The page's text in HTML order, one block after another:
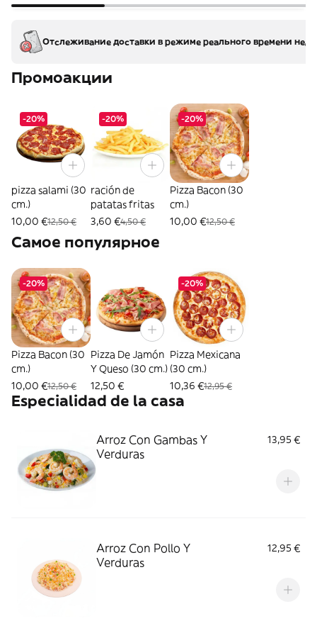
Отслеживание доставки в режиме реального времени
Промоакции
-20%
pizza salami (30
cm.)
10,00 €12,50 €
-20%
ración de
patatas fritas
3,60 €4,50 €
-20%
Pizza Bacon (30
cm.)
10,00 €12,50 €
Самое популярное
-20%
Pizza Bacon (30
cm.)
10,00 €12,50 €
Pizza De Jamón
Y Queso (30 cm.)
12,50 €
-20%
Pizza Mexicana
(30 cm.)
10,36 €12,95 €
Especialidad de la casa
Arroz Con Gambas Y
Verduras
13,95 €
Arroz Con Pollo Y
Verduras
12,95 €